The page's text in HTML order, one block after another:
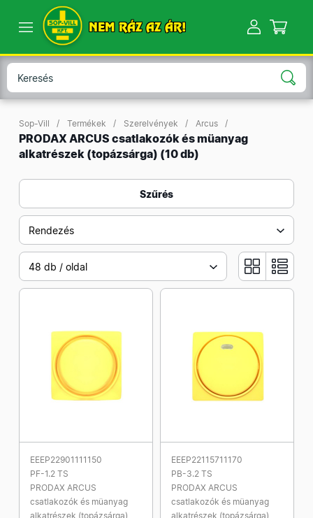
NEM RÁZ AZ ÁR!
Sop-Vill Termékek Szerelvények Arcus
PRODAX ARCUS csatlakozók és müanyag
alkatrészek (topázsárga) (10 db)
Szűrés
Rendezés
48 db / oldal
EEEP22901111150
PF-1.2 TS
PRODAX ARCUS
csatlakozók és müanyag
alkatrészek (topázsárga)
EEEP22115711170
PB-3.2 TS
PRODAX ARCUS
csatlakozók és müanyag
alkatrészek (topázsárga)